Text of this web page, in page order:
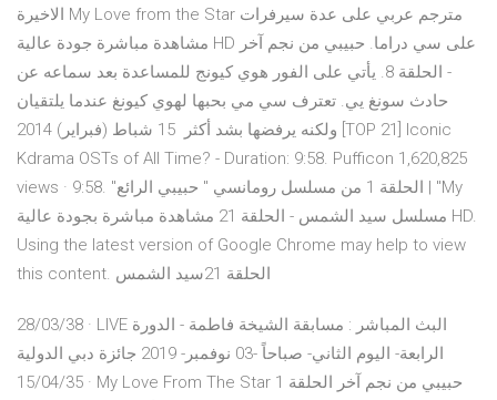
الاخيرة My Love from the Star مترجم عربي على عدة سيرفرات
مشاهدة مباشرة جودة عالية HD على سي دراما. حبيبي من نجم آخر
- الحلقة 8. يأتي على الفور هوي كيونج للمساعدة بعد سماعه عن
حادث سونغ يي. تعترف سي مي بحبها لهوي كيونغ عندما يلتقيان
ولكنه يرفضها بشد أكثر 15 شباط (فبراير) 2014 [TOP 21] Iconic
Kdrama OSTs of All Time? - Duration: 9:58. Pufficon 1,620,825
views · 9:58. "الحلقة 1 من مسلسل رومانسي " حبيبي الرائع | "My
مسلسل سيد الشمس - الحلقة 21 مشاهدة مباشرة بجودة عالية HD.
Using the latest version of Google Chrome may help to view
28/03/38 · LIVE البث المباشر : مسابقة الشيخة فاطمة - الدورة
الرابعة- اليوم الثاني- صباحاً -03 نوفمبر- 2019 جائزة دبي الدولية
15/04/35 · My Love From The Star حبيبي من نجم آخر الحلقة 1